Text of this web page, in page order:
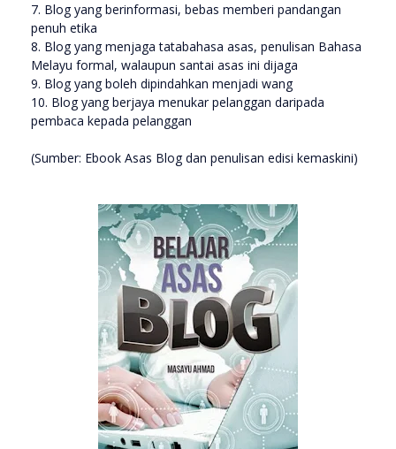
7. Blog yang berinformasi, bebas memberi pandangan
penuh etika
8. Blog yang menjaga tatabahasa asas, penulisan Bahasa
Melayu formal, walaupun santai asas ini dijaga
9. Blog yang boleh dipindahkan menjadi wang
10. Blog yang berjaya menukar pelanggan daripada
pembaca kepada pelanggan
(Sumber: Ebook Asas Blog dan penulisan edisi kemaskini)